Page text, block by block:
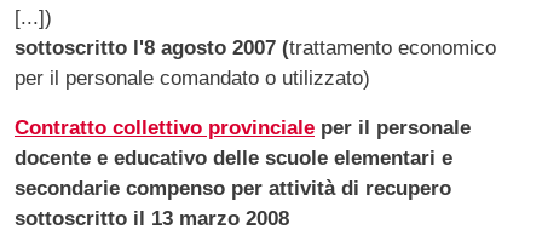
[...])
sottoscritto l'8 agosto 2007 (trattamento economico
per il personale comandato o utilizzato)
Contratto collettivo provinciale per il personale
docente e educativo delle scuole elementari e
secondarie compenso per attività di recupero
sottoscritto il 13 marzo 2008